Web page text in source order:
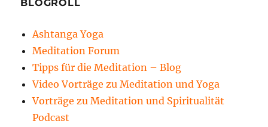
BLOGROLL
Ashtanga Yoga
Meditation Forum
Tipps für die Meditation – Blog
Video Vorträge zu Meditation und Yoga
Vorträge zu Meditation und Spiritualität
Podcast